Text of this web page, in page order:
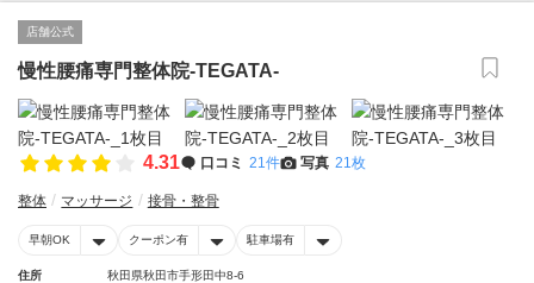
店舗公式
慢性腰痛専門整体院-TEGATA-
4.31 口コミ 21件 写真 21枚
整体 マッサージ 接骨・整骨
早朝OK クーポン有 駐車場有
住所
秋田県秋田市手形田中8-6